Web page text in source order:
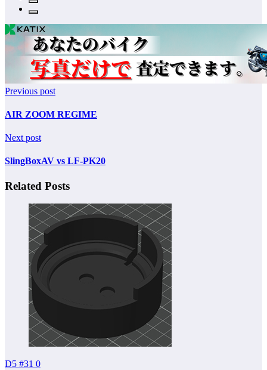
Previous post
AIR ZOOM REGIME
Next post
SlingBoxAV vs LF-PK20
Related Posts
D5 #31 0